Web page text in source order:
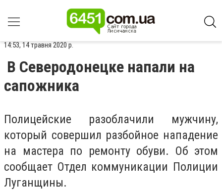
14:53, 14 травня 2020 р.
В Северодонецке напали на
сапожника
Полицейские разоблачили мужчину,
который совершил разбойное нападение
на мастера по ремонту обуви. Об этом
сообщает Отдел коммуникации Полиции
Луганщины.